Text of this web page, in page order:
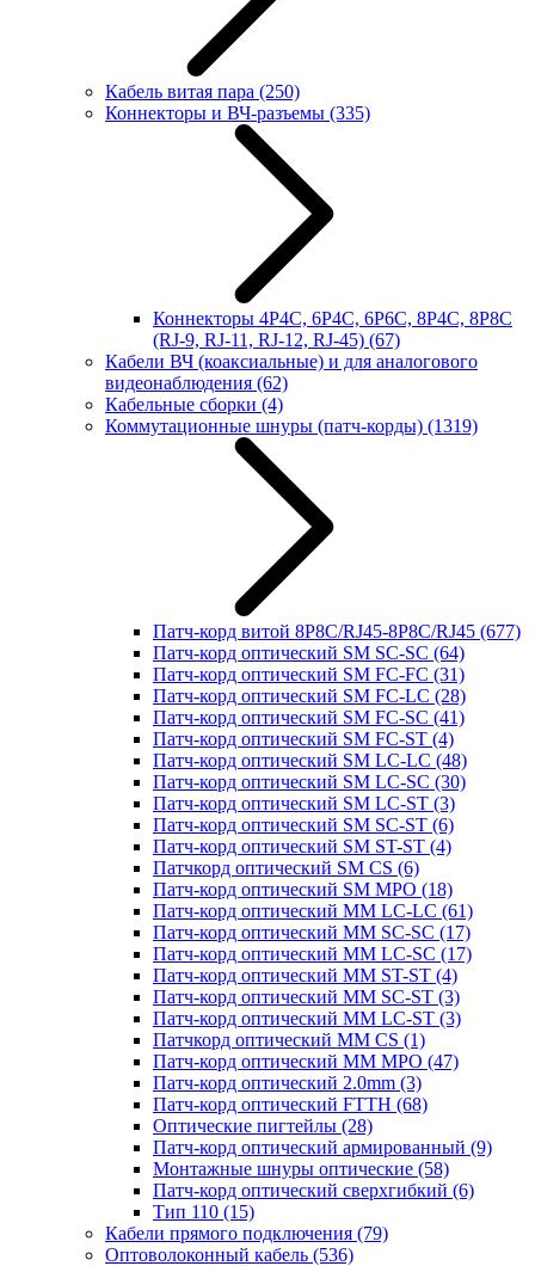
Кабель витая пара (250)
Коннекторы и ВЧ-разъемы (335)
Коннекторы 4P4C, 6P4C, 6P6C, 8P4C, 8P8C
(RJ-9, RJ-11, RJ-12, RJ-45) (67)
Кабели ВЧ (коаксиальные) и для аналогового
видеонаблюдения (62)
Кабельные сборки (4)
Коммутационные шнуры (патч-корды) (1319)
Патч-корд витой 8P8C/RJ45-8P8C/RJ45 (677)
Патч-корд оптический SM SC-SC (64)
Патч-корд оптический SM FC-FC (31)
Патч-корд оптический SM FC-LC (28)
Патч-корд оптический SM FC-SC (41)
Патч-корд оптический SM FC-ST (4)
Патч-корд оптический SM LC-LC (48)
Патч-корд оптический SM LC-SC (30)
Патч-корд оптический SM LC-ST (3)
Патч-корд оптический SM SC-ST (6)
Патч-корд оптический SM ST-ST (4)
Патчкорд оптический SM CS (6)
Патч-корд оптический SM MPO (18)
Патч-корд оптический MM LC-LC (61)
Патч-корд оптический MM SC-SC (17)
Патч-корд оптический MM LC-SC (17)
Патч-корд оптический MM ST-ST (4)
Патч-корд оптический MM SC-ST (3)
Патч-корд оптический MM LC-ST (3)
Патчкорд оптический MM CS (1)
Патч-корд оптический MM MPO (47)
Патч-корд оптический 2.0mm (3)
Патч-корд оптический FTTH (68)
Оптические пигтейлы (28)
Патч-корд оптический армированный (9)
Монтажные шнуры оптические (58)
Патч-корд оптический сверхгибкий (6)
Тип 110 (15)
Кабели прямого подключения (79)
Оптоволоконный кабель (536)